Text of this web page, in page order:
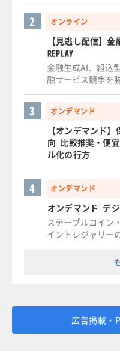
オンライン
2
【見逃し配信】
REPLAY
金融生成AI、組込
融サービス競争を
オンデマンド
3
【オンデマンド
向 比較推奨・便
ル化の行方
オンデマンド
4
オンデマンド デ
ステーブルコイン
イントレジャリー
広告掲載・